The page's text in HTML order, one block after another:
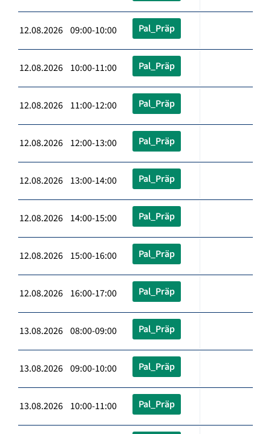
12.08.2026 09:00-10:00 Pal_Präp
12.08.2026 10:00-11:00 Pal_Präp
12.08.2026 11:00-12:00 Pal_Präp
12.08.2026 12:00-13:00 Pal_Präp
12.08.2026 13:00-14:00 Pal_Präp
12.08.2026 14:00-15:00 Pal_Präp
12.08.2026 15:00-16:00 Pal_Präp
12.08.2026 16:00-17:00 Pal_Präp
13.08.2026 08:00-09:00 Pal_Präp
13.08.2026 09:00-10:00 Pal_Präp
13.08.2026 10:00-11:00 Pal_Präp